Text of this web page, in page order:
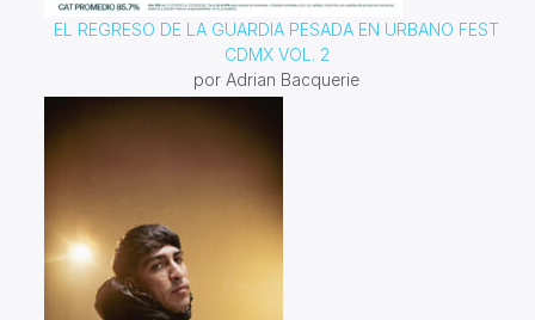
EL REGRESO DE LA GUARDIA PESADA EN URBANO FEST
CDMX VOL. 2
por Adrian Bacquerie